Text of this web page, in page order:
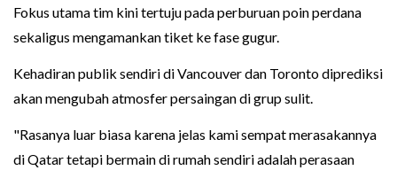
Fokus utama tim kini tertuju pada perburuan poin perdana
sekaligus mengamankan tiket ke fase gugur.
Kehadiran publik sendiri di Vancouver dan Toronto diprediksi
akan mengubah atmosfer persaingan di grup sulit.
"Rasanya luar biasa karena jelas kami sempat merasakannya
di Qatar tetapi bermain di rumah sendiri adalah perasaan